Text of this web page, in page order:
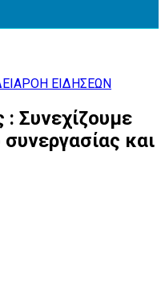
ΡΟΗ ΕΙΔΗΣΕΩΝ
Συνεχίζουμε
και